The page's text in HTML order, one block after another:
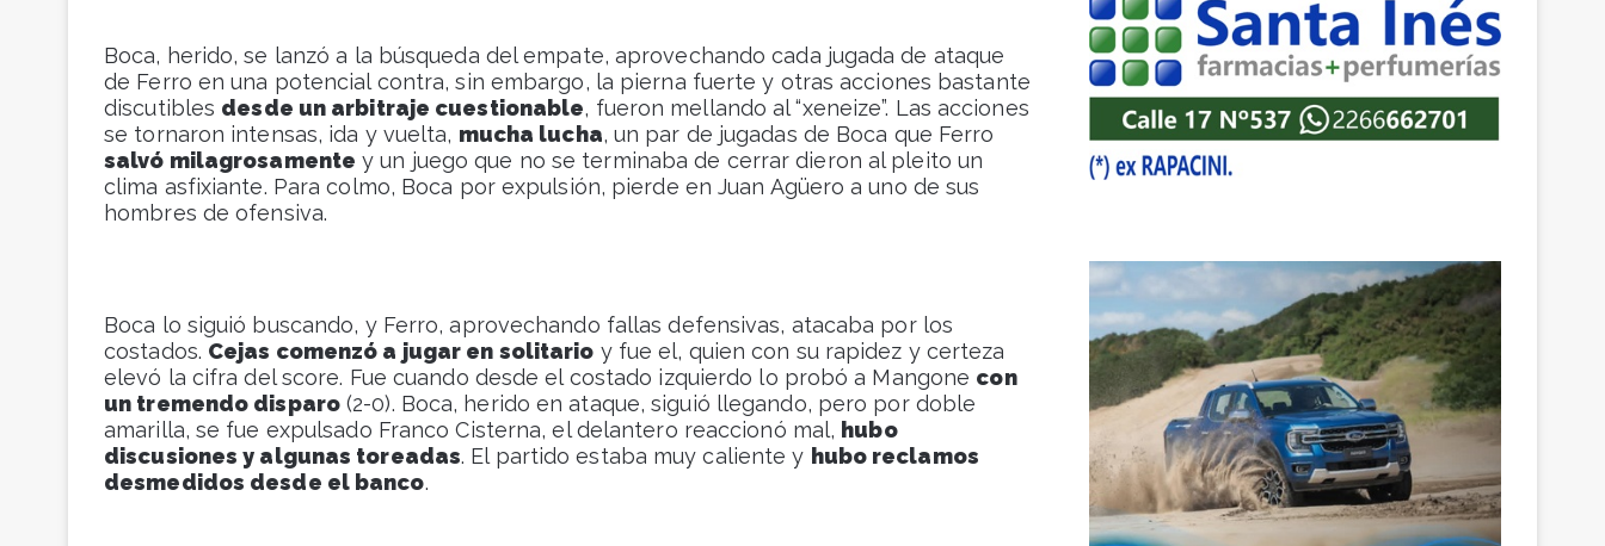
Boca, herido, se lanzó a la búsqueda del empate, aprovechando cada jugada de ataque
de Ferro en una potencial contra, sin embargo, la pierna fuerte y otras acciones bastante
discutibles desde un arbitraje cuestionable, fueron mellando al “xeneize”. Las acciones
se tornaron intensas, ida y vuelta, mucha lucha, un par de jugadas de Boca que Ferro
salvó milagrosamente y un juego que no se terminaba de cerrar dieron al pleito un
clima asfixiante. Para colmo, Boca por expulsión, pierde en Juan Agüero a uno de sus
hombres de ofensiva.
Boca lo siguió buscando, y Ferro, aprovechando fallas defensivas, atacaba por los
costados. Cejas comenzó a jugar en solitario y fue el, quien con su rapidez y certeza
elevó la cifra del score. Fue cuando desde el costado izquierdo lo probó a Mangone con
un tremendo disparo(2-0). Boca, herido en ataque, siguió llegando, pero por doble
amarilla, se fue expulsado Franco Cisterna, el delantero reaccionó mal, hubo
discusiones y algunas toreadas. El partido estaba muy caliente y hubo reclamos
desmedidos desde el banco.